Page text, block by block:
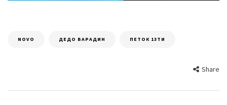
NOVO ДЕДО ВАРАДИН ПЕТОК 13ТИ
Share